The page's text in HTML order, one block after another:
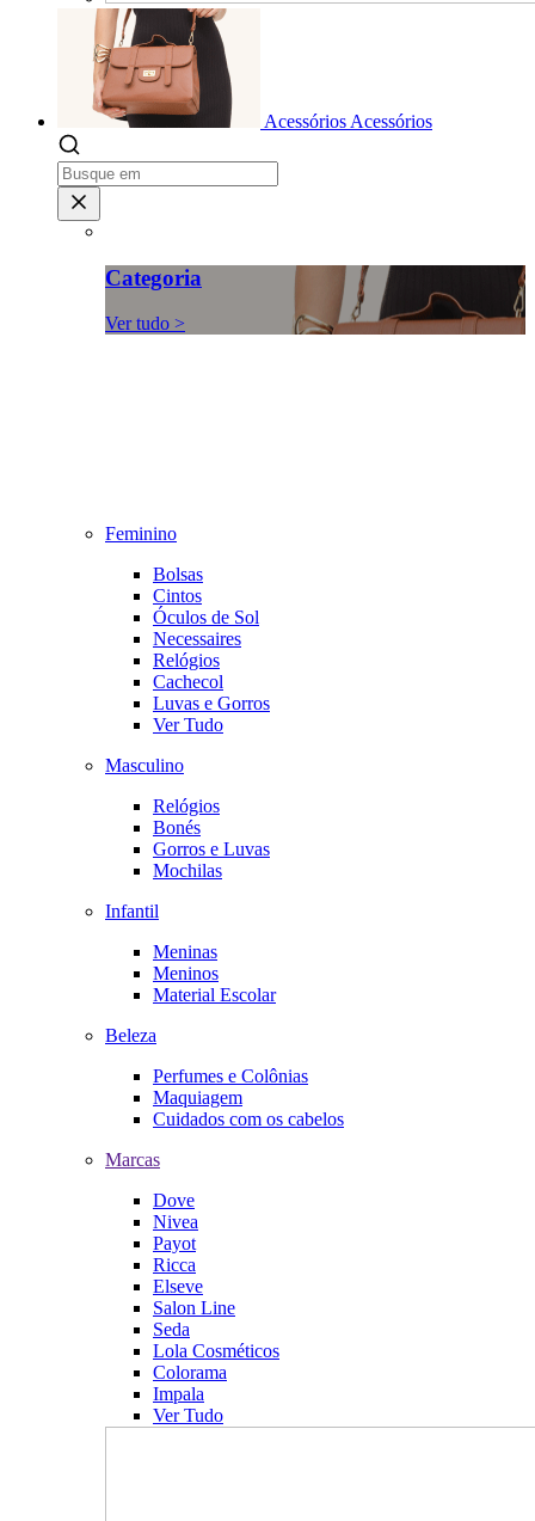
Acessórios Acessórios
Categoria
Ver tudo >
Feminino
Bolsas
Cintos
Óculos de Sol
Necessaires
Relógios
Cachecol
Luvas e Gorros
Ver Tudo
Masculino
Relógios
Bonés
Gorros e Luvas
Mochilas
Infantil
Meninas
Meninos
Material Escolar
Beleza
Perfumes e Colônias
Maquiagem
Cuidados com os cabelos
Marcas
Dove
Nivea
Payot
Ricca
Elseve
Salon Line
Seda
Lola Cosméticos
Colorama
Impala
Ver Tudo